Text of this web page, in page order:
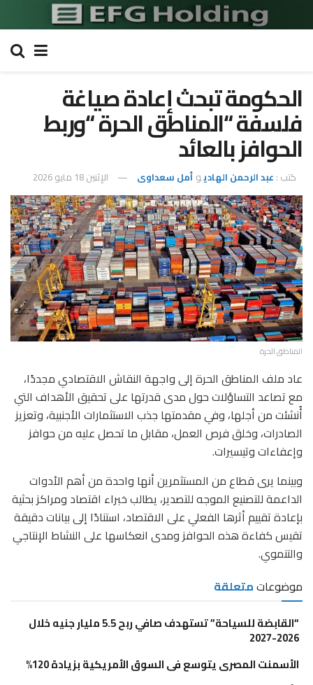
الحكومة تبحث إعادة صياغة
فلسفة “المناطق الحرة “وربط
الحوافز بالعائد
كتب : عبد الرحمن الهاديو أمل سعداوى الإثنين 18 مايو 2026
المناطق الحرة
عاد ملف المناطق الحرة إلى واجهة النقاش الاقتصادي مجددًا،
مع تصاعد التساؤلات حول مدى قدرتها على تحقيق الأهداف التي
أُنشئت من أجلها، وفي مقدمتها جذب الاستثمارات الأجنبية، وتعزيز
الصادرات، وخلق فرص العمل، مقابل ما تحصل عليه من حوافز
وإعفاءات وتيسيرات.
وبينما يرى قطاع من المستثمرين أنها واحدة من أهم الأدوات
الداعمة للتصنيع الموجه للتصدير، يطالب خبراء اقتصاد ومراكز بحثية
بإعادة تقييم أثرها الفعلي على الاقتصاد، استنادًا إلى بيانات دقيقة
تقيس كفاءة هذه الحوافز ومدى انعكاسها على النشاط الإنتاجي
والتنموي.
موضوعاتمتعلقة
“القابضة للسياحة” تستهدف صافي ربح 5.5 مليار جنيه خلال
2026-2027
الأسمنت المصرى يتوسع فى السوق الأمريكية بزيادة 120%